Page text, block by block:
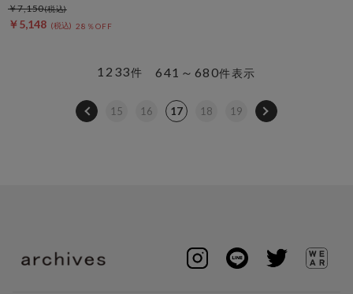
￥5,148 28％OFF
￥7,150
641～680件表示
1233件
15 16 17 18 19